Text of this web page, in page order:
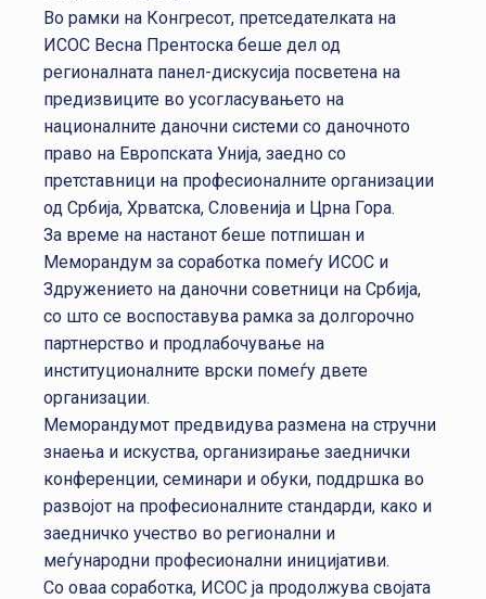
Во рамки на Конгресот, претседателката на
ИСОС Весна Прентоска беше дел од
регионалната панел-дискусија посветена на
предизвиците во усогласувањето на
националните даночни системи со даночното
право на Европската Унија, заедно со
претставници на професионалните организации
од Србија, Хрватска, Словенија и Црна Гора.
За време на настанот беше потпишан и
Меморандум за соработка помеѓу ИСОС и
Здружението на даночни советници на Србија,
со што се воспоставува рамка за долгорочно
партнерство и продлабочување на
институционалните врски помеѓу двете
организации.
Меморандумот предвидува размена на стручни
знаења и искуства, организирање заеднички
конференции, семинари и обуки, поддршка во
развојот на професионалните стандарди, како и
заедничко учество во регионални и
меѓународни професионални иницијативи.
Со оваа соработка, ИСОС ја продолжува својата